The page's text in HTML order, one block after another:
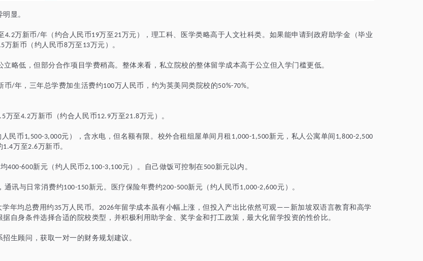
显。
4.2万新币/年（约合人民币19万至 21万元），理工科、医学类略高于人文社科类。如果能申请到政府助学金（毕业
万新币（约人民币8万至 13万元）。
立略低，但部分合作项目学费稍高。整体来看，私立院校的整体留学成本高于公立但入学门槛更低。
币/年，三年总学费加生活费约100万人民币，约为英美同类院校的50%-70%。
万至 4.2万新币（约合人民币12.9万至21.8万元）。
人民币 1,500-3,000元），含水电，但名额有限。校外合租组屋单间月租 1,000-1,500新元，私人公寓单间 1,800-2,500
1.4万至2.6万新币。
400-600新元（约人民币2,100-3,100元）。自己做饭可控制在500新元以内。
通讯与日常消费约100-150新元。医疗保险年费约200-500新元（约人民币 1,000-2,600元）。
学年均总费用约 35万人民币。 2026年留学成本虽有小幅上涨，但投入产出比依然可观—— 新加坡双语言教育和高学
自身条件选择合适的院校类型，并积极利用助学金、奖学金和打工政策，最大化留学投资的性价比。
生顾问，获取一对一的财务规划建议。